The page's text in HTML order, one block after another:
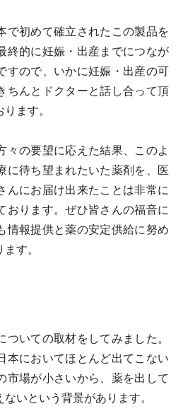
で初めて確立されたこの製品を
終的に妊娠・出産までにつなが
すので、いかに妊娠・出産の可
ちんとドクターと話し合って頂
ます。
々の要望に応えた結果、このよ
に待ち望まれたいた薬剤を、医
んにお届け出来たことは非常に
おります。ぜひ皆さんの福音に
情報提供と薬の安定供給に努め
す。
いての取材をしてみました。
本においてほとんど出てこない
市場が小さいから、薬を出して
いという背景があります。